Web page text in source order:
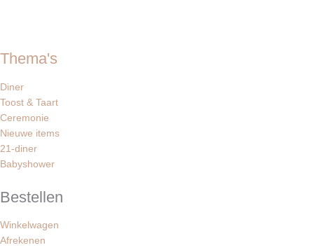
Thema's
Diner
Toost & Taart
Ceremonie
Nieuwe items
21-diner
Babyshower
Bestellen
Winkelwagen
Afrekenen